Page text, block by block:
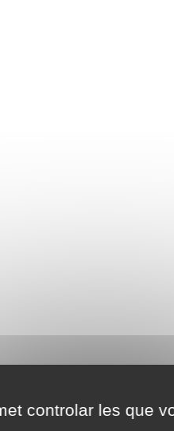
controlar les que